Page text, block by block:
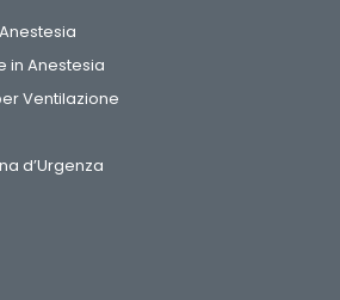
in Anestesia
Ventilazione
d’Urgenza